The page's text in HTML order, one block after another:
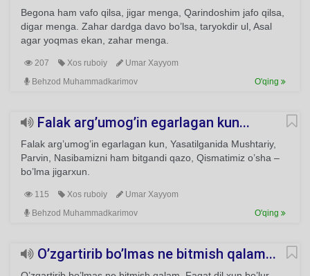
Begona ham vafo qilsa, jigar menga, Qarindoshim jafo qilsa,
digar menga. Zahar dardga davo bo’lsa, taryokdir ul, Asal
agar yoqmas ekan, zahar menga.
207 Xos ruboiy
Umar Xayyom
Behzod Muhammadkarimov
O'qing
Falak arg’umog’in egarlagan kun...
Falak arg’umog’in egarlagan kun, Yasatilganida Mushtariy,
Parvin, Nasibamizni ham bitgandi qazo, Qismatimiz o’sha –
bo’lma jigarxun.
115 Xos ruboiy
Umar Xayyom
Behzod Muhammadkarimov
O'qing
O’zgartirib bo’lmas ne bitmish qalam...